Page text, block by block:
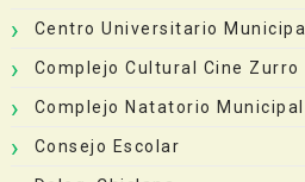
Centro Universitario Municipal
Complejo Cultural Cine Zurro
Complejo Natatorio Municipal
Consejo Escolar